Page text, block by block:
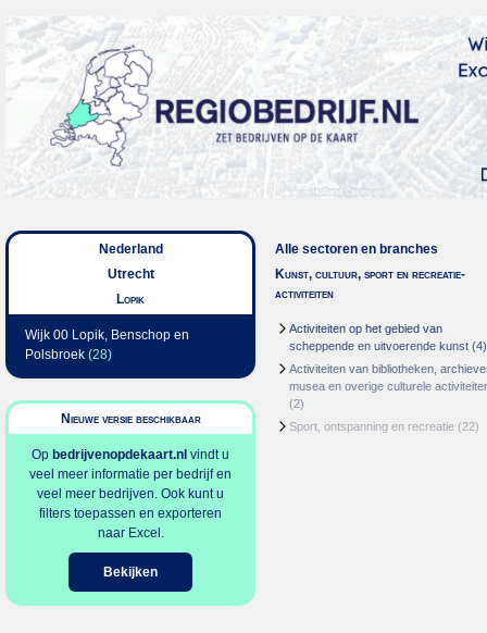
Nederland
Utrecht
Lopik
Wijk 00 Lopik, Benschop en
Polsbroek (28)
Nieuwe versie beschikbaar
Op bedrijvenopdekaart.nl vindt u
veel meer informatie per bedrijf en
veel meer bedrijven. Ook kunt u
filters toepassen en exporteren
naar Excel.
Bekijken
Alle sectoren en branches
Kunst, cultuur, sport en recreatie-
activiteiten
Activiteiten op het gebied van
scheppende en uitvoerende kunst (4)
Activiteiten van bibliotheken,
musea en overige culturele
(2)
Sport, ontspanning en recreatie (22)